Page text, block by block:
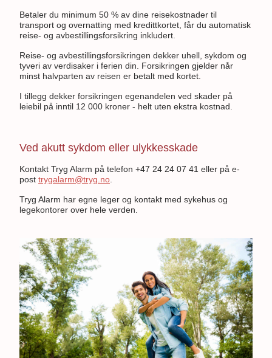
Betaler du minimum 50 % av dine reisekostnader til
transport og overnatting med kredittkortet, får du automatisk
reise- og avbestillingsforsikring inkludert.
Reise- og avbestillingsforsikringen dekker uhell, sykdom og
tyveri av verdisaker i ferien din. Forsikringen gjelder når
minst halvparten av reisen er betalt med kortet.
I tillegg dekker forsikringen egenandelen ved skader på
leiebil på inntil 12 000 kroner - helt uten ekstra kostnad.
Ved akutt sykdom eller ulykkesskade
Kontakt Tryg Alarm på telefon +47 24 24 07 41 eller på e-
post trygalarm@tryg.no
Tryg Alarm har egne leger og kontakt med sykehus og
legekontorer over hele verden.